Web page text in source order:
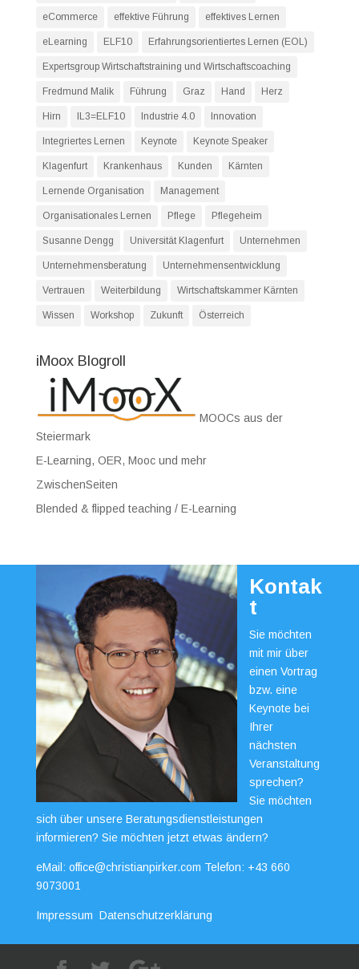
eCommerce effektive Führung effektives Lernen
eLearning ELF10 Erfahrungsorientiertes Lernen (EOL)
Expertsgroup Wirtschaftstraining und Wirtschaftscoaching
Fredmund Malik Führung Graz Hand Herz
Hirn IL3=ELF10 Industrie 4.0 Innovation
Integriertes Lernen Keynote Keynote Speaker
Klagenfurt Krankenhaus Kunden Kärnten
Lernende Organisation Management
Organisationales Lernen Pflege Pflegeheim
Susanne Dengg Universität Klagenfurt Unternehmen
Unternehmensberatung Unternehmensentwicklung
Vertrauen Weiterbildung Wirtschaftskammer Kärnten
Wissen Workshop Zukunft Österreich
iMoox Blogroll
MOOCs aus der
Steiermark
E-Learning, OER, Mooc und mehr
ZwischenSeiten
Blended & flipped teaching / E-Learning
Kontak
t
Sie möchten
mit mir über
einen Vortrag
bzw. eine
Keynote bei
Ihrer
nächsten
Veranstaltung
sprechen?
Sie möchten
sich über unsere Beratungsdienstleistungen
informieren? Sie möchten jetzt etwas ändern?
eMail: office@christianpirker.com Telefon: +43 660
9073001
Impressum Datenschutzerklärung